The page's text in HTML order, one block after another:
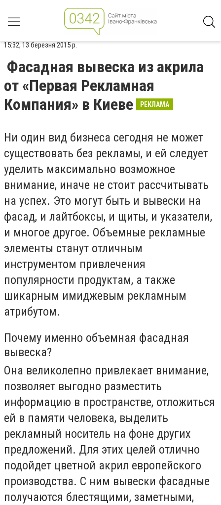
15:32, 13 березня 2015 р.
Фасадная вывеска из акрила
от «Первая Рекламная
Компания» в Киеве
РЕКЛАМА
Ни один вид бизнеса сегодня не может
существовать без рекламы, и ей следует
уделить максимально возможное
внимание, иначе не стоит рассчитывать
на успех. Это могут быть и вывески на
фасад, и лайтбоксы, и щиты, и указатели,
и многое другое. Объемные рекламные
элементы станут отличным
инструментом привлечения
популярности продуктам, а также
шикарным имиджевым рекламным
атрибутом.
Почему именно объемная фасадная
вывеска?
Она великолепно привлекает внимание,
позволяет выгодно разместить
информацию в пространстве, отложиться
ей в памяти человека, выделить
рекламный носитель на фоне других
предложений. Для этих целей отлично
подойдет цветной акрил европейского
производства. С ним вывески фасадные
получаются блестящими, заметными,